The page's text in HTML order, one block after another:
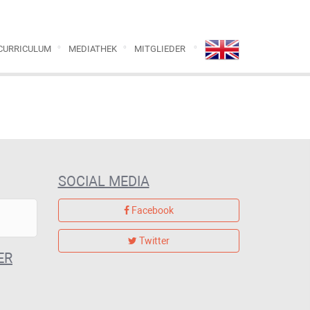
MEDIATHEK MITGLIEDER
SOCIAL MEDIA
Facebook
Twitter